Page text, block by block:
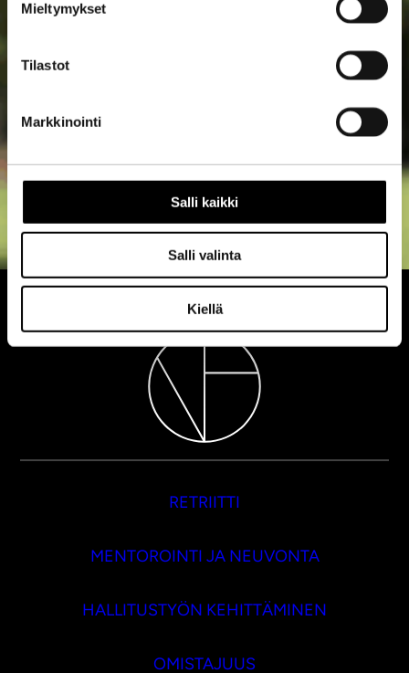
Mieltymykset
Tilastot
Markkinointi
Salli kaikki
Salli valinta
Kiellä
RETRIITTI
MENTOROINTI JA NEUVONTA
HALLITUSTYÖN KEHITTÄMINEN
OMISTAJUUS